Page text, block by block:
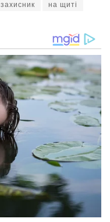
захисник на щиті